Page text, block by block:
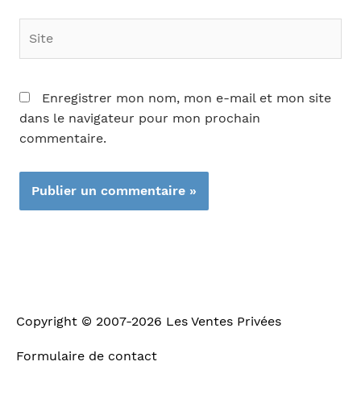
Enregistrer mon nom, mon e-mail et mon site
dans le navigateur pour mon prochain
commentaire.
Copyright © 2007-2026 Les Ventes Privées
Formulaire de contact